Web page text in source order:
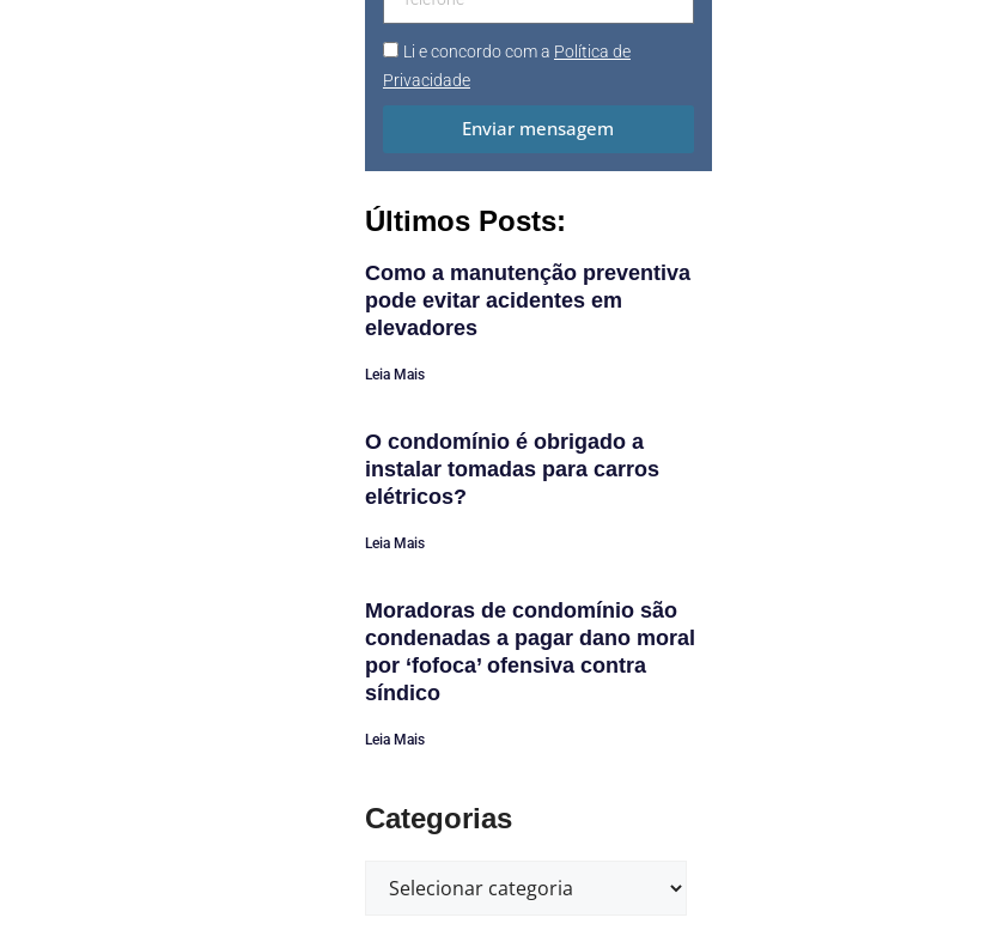
Li e concordo com a Política de
Privacidade
Enviar mensagem
Últimos Posts:
Como a manutenção preventiva
pode evitar acidentes em
elevadores
Leia Mais
O condomínio é obrigado a
instalar tomadas para carros
elétricos?
Leia Mais
Moradoras de condomínio são
condenadas a pagar dano moral
por ‘fofoca’ ofensiva contra
síndico
Leia Mais
Categorias